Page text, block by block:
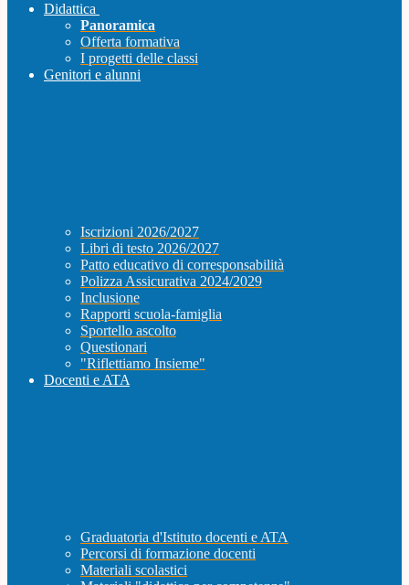
Didattica
Panoramica
Offerta formativa
I progetti delle classi
Genitori e alunni
Iscrizioni 2026/2027
Libri di testo 2026/2027
Patto educativo di corresponsabilità
Polizza Assicurativa 2024/2029
Inclusione
Rapporti scuola-famiglia
Sportello ascolto
Questionari
"Riflettiamo Insieme"
Docenti e ATA
Graduatoria d'Istituto docenti e ATA
Percorsi di formazione docenti
Materiali scolastici